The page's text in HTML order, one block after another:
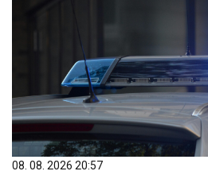
08. 08. 2026 20:57